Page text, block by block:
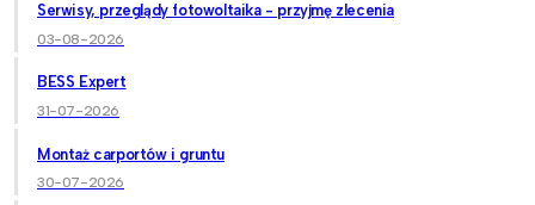
Serwisy, przeglądy fotowoltaika - przyjmę zlecenia
03-08-2026
BESS Expert
31-07-2026
Montaż carportów i gruntu
30-07-2026